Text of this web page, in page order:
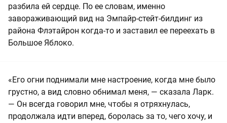
разбила ей сердце. По ее словам, именно
завораживающий вид на Эмпайр-стейт-билдинг из
района Флэтайрон когда-то и заставил ее переехать в
Большое Яблоко.
«Его огни поднимали мне настроение, когда мне было
грустно, а вид словно обнимал меня, — сказала Ларк.
— Он всегда говорил мне, чтобы я отряхнулась,
продолжала идти вперед, боролась за то, чего хочу, и